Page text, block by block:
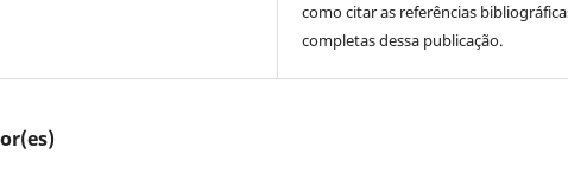
como citar as referências
completas dessa publicação.